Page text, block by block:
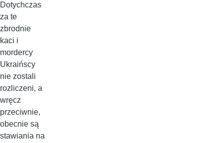
Dotychczas
za te
zbrodnie
kaci i
mordercy
Ukraińscy
nie zostali
rozliczeni, a
wręcz
przeciwnie,
obecnie są
stawiania na